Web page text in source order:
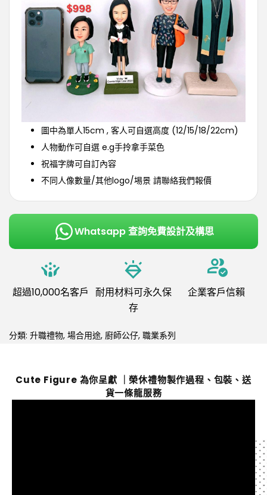
圖中為單人15cm , 客人可自選高度 (12/15/18/22cm)
人物動作可自選 e.g手拎拿手菜色
祝福字牌可自訂內容
不同人像數量/其他logo/埸景 請聯絡我們報價
Whatsapp 查詢免費設計及構思
超過10,000名客戶 耐用材料可永久保
存
企業客戶信賴
分類: 升職禮物, 場合用途, 廚師公仔, 職業系列
Cute Figure 為你呈獻 ｜榮休禮物製作過程、包裝、送
貨一條龍服務